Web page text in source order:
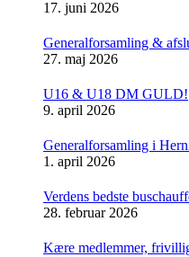
17. juni 2026
Generalforsamling &
27. maj 2026
U16 & U18 DM GULD!
9. april 2026
Generalforsamling i
1. april 2026
Verdens bedste
28. februar 2026
Kære medlemmer,